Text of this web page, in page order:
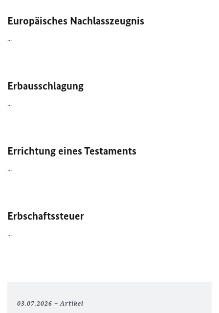
Europäisches Nachlasszeugnis
...
Erbausschlagung
...
Errichtung eines Testaments
...
Erbschaftssteuer
...
03.07.2026 Artikel